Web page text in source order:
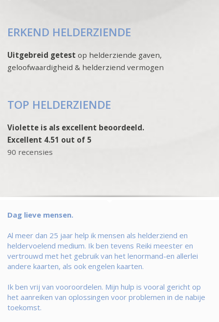
ERKEND HELDERZIENDE
Uitgebreid getest op helderziende gaven,
geloofwaardigheid & helderziend vermogen
TOP HELDERZIENDE
Violette is als excellent beoordeeld.
Excellent 4.51 out of 5
90 recensies
Dag lieve mensen.
Al meer dan 25 jaar help ik mensen als helderziend en
heldervoelend medium. Ik ben tevens Reiki meester en
vertrouwd met het gebruik van het lenormand-en allerlei
andere kaarten, als ook engelen kaarten.
Ik ben vrij van vooroordelen. Mijn hulp is vooral gericht op
het aanreiken van oplossingen voor problemen in de nabije
toekomst.